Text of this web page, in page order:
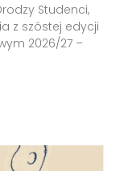
Studenci,
z szóstej edycji
2026/27 –